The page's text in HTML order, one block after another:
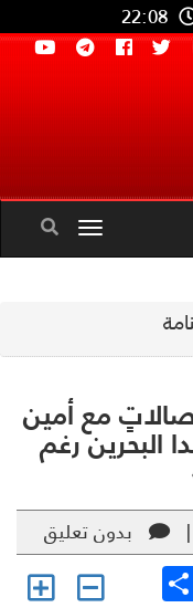
Toggle
navigation
مع أمين
رغم
بدون تعليق